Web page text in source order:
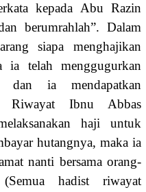
kepada Abu Razin
berumrahlah”. Dalam
siapa menghajikan
ia telah menggugurkan
dan ia mendapatkan
Riwayat Ibnu Abbas
haji untuk
hutangnya, maka ia
nanti bersama orang-
hadist riwayat